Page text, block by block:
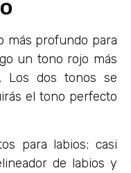
más profundo para
un tono rojo más
Los dos tonos se
el tono perfecto
para labios; casi
de labios y